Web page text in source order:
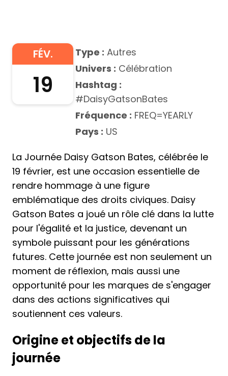
FÉV.
19
Type : Autres
Univers : Célébration
Hashtag :
#DaisyGatsonBates
Fréquence : FREQ=YEARLY
Pays : US
La Journée Daisy Gatson Bates, célébrée le
19 février, est une occasion essentielle de
rendre hommage à une figure
emblématique des droits civiques. Daisy
Gatson Bates a joué un rôle clé dans la lutte
pour l'égalité et la justice, devenant un
symbole puissant pour les générations
futures. Cette journée est non seulement un
moment de réflexion, mais aussi une
opportunité pour les marques de s'engager
dans des actions significatives qui
soutiennent ces valeurs.
Origine et objectifs de la
journée